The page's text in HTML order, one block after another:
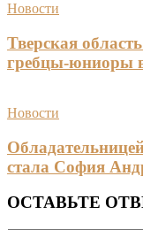
Новости
Тверская
гребцы-юниоры
Новости
стала София
ОСТАВЬТЕ